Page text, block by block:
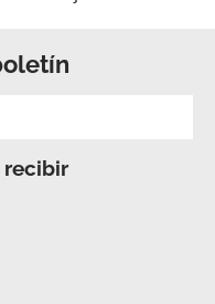
recibir